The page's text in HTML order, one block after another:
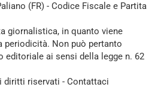
(FR) - Codice Fiscale e Partita
giornalistica, in quanto viene
periodicità. Non può pertanto
editoriale ai sensi della legge n. 62
diritti riservati - Contattaci